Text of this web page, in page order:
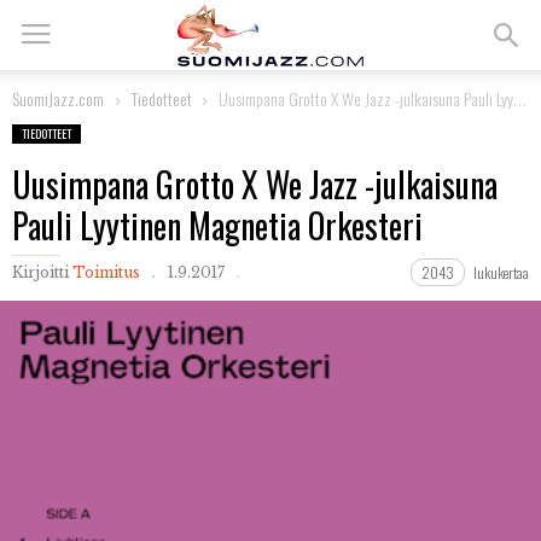
SuomiJazz.com Tiedotteet Uusimpana Grotto X We Jazz -julkaisuna Pauli Lyytinen Magnetia Orkesteri
TIEDOTTEET
Uusimpana Grotto X We Jazz -julkaisuna
Pauli Lyytinen Magnetia Orkesteri
Kirjoitti Toimitus 1.9.2017 2043 lukukertaa